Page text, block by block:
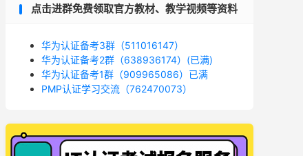
点击进群免费领取官方教材、教学视频等资料
华为认证备考3群（511016147）
华为认证备考2群（638936174）(已满)
华为认证备考1群（909965086）已满
PMP认证学习交流（762470073）